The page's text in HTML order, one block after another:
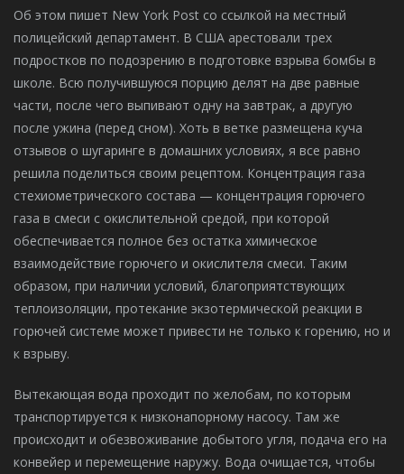
Об этом пишет New York Post со ссылкой на местный
полицейский департамент. В США арестовали трех
подростков по подозрению в подготовке взрыва бомбы в
школе. Всю получившуюся порцию делят на две равные
части, после чего выпивают одну на завтрак, а другую
после ужина (перед сном). Хоть в ветке размещена куча
отзывов о шугаринге в домашних условиях, я все равно
решила поделиться своим рецептом. Концентрация газа
стехиометрического состава — концентрация горючего
газа в смеси с окислительной средой, при которой
обеспечивается полное без остатка химическое
взаимодействие горючего и окислителя смеси. Таким
образом, при наличии условий, благоприятствующих
теплоизоляции, протекание экзотермической реакции в
горючей системе может привести не только к горению, но и
к взрыву.
Вытекающая вода проходит по желобам, по которым
транспортируется к низконапорному насосу. Там же
происходит и обезвоживание добытого угля, подача его на
конвейер и перемещение наружу. Вода очищается, чтобы